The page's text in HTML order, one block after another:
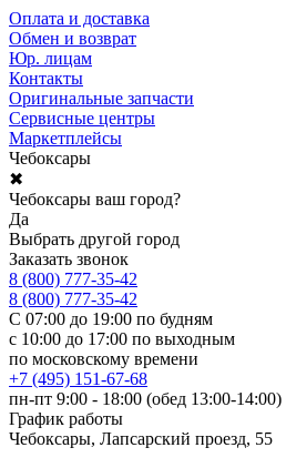
Оплата и доставка
Обмен и возврат
Юр. лицам
Контакты
Оригинальные запчасти
Сервисные центры
Маркетплейсы
Чебоксары
✖
Чебоксары ваш город?
Да
Выбрать другой город
Заказать звонок
8 (800) 777-35-42
8 (800) 777-35-42
С 07:00 до 19:00 по будням
с 10:00 до 17:00 по выходным
по московскому времени
+7 (495) 151-67-68
пн-пт 9:00 - 18:00 (обед 13:00-14:00)
График работы
Чебоксары, Лапсарский проезд, 55